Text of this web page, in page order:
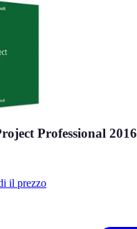
Professional 2016
il prezzo